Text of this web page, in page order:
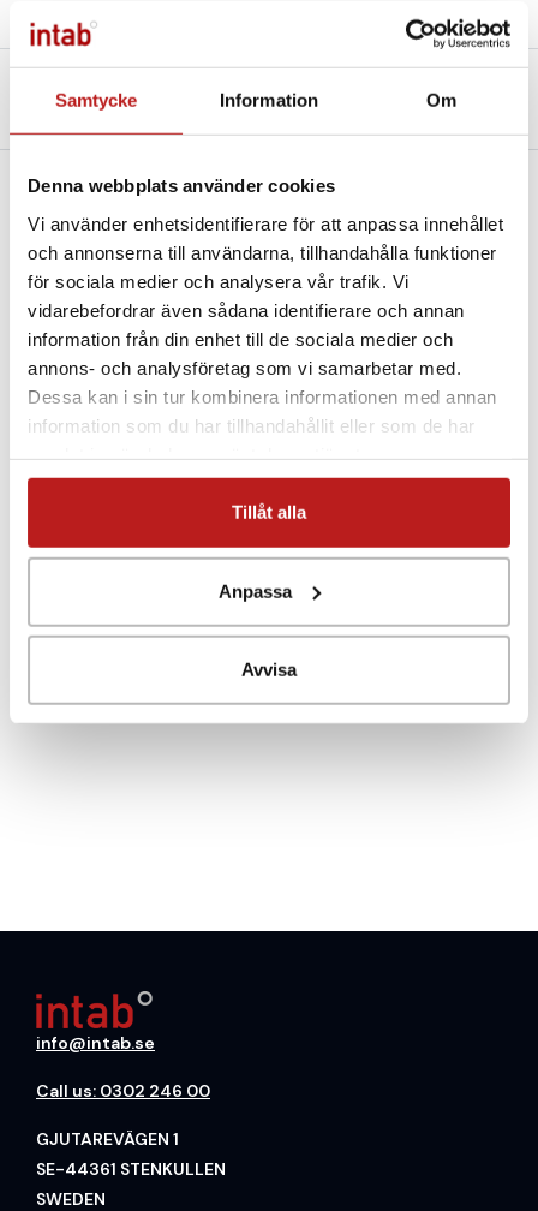
Samtycke Information Om
Denna webbplats använder cookies
Vi använder enhetsidentifierare för att anpassa innehållet
och annonserna till användarna, tillhandahålla funktioner
för sociala medier och analysera vår trafik. Vi
vidarebefordrar även sådana identifierare och annan
information från din enhet till de sociala medier och
annons- och analysföretag som vi samarbetar med.
Dessa kan i sin tur kombinera informationen med annan
information som du har tillhandahållit eller som de har
Tillåt alla
Anpassa
Avvisa
Beskrivning Teknisk specifikation
Vattentät universalgivare, Pt1000, för mätning i -50 till
+200°C. Givaren är utformad för mätning i gas och
flytande ämnen.
Givarkroppen är i rostfritt stål 17241 med en diameter på
6 mm och en längd på 600 mm. Kabel är i silikon.
Givaren har IP-klass 68 och kan sänkas ner i vatten till 5
meters djup.
info@intab.se
Call us: 0302 246 00
GJUTAREVÄGEN 1
SE-44361 STENKULLEN
SWEDEN